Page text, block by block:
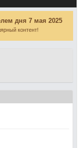
дня 7 мая 2025
контент!